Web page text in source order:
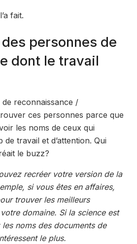
fait.
personnes de
dont le travail
reconnaissance /
ces personnes parce que
les noms de ceux qui
travail et d’attention. Qui
le buzz?
recréer votre version de la
si vous êtes en affaires,
trouver les meilleurs
domaine. Si la science est
noms des documents de
le plus.